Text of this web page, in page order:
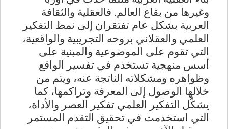
وغيرها من بقاع العالم. فالعقلية والثقافة
العربية بشكل عام تفتقران إلى نمط التفكير
العلمي والعقلاني بروحه التجريبية والواقعية،
التي تقوم على الموضوعية والمبنية على
أسس منهجية تستخدم في تفسير الواقع
وظواهره ومشكلاته الناتجة عنه، ويتم من
خلالها الوصول إلى المعرفة وتراكمها، كما
يشكّل التفكير العلمي تفكير العصر والأداة،
التي استخدمت في تحقيق التقدم المستمر